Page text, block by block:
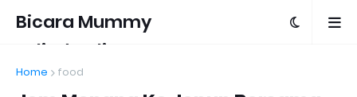
Bicara Mummy
Azlinda Alin
Home food